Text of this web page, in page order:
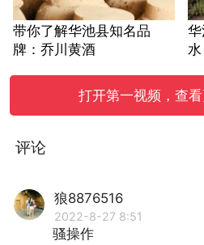
带你了解华池县知名品
牌：乔川黄酒
水
打开第一视频，查
评论
狼8876516
2022-8-27 8:51
骚操作